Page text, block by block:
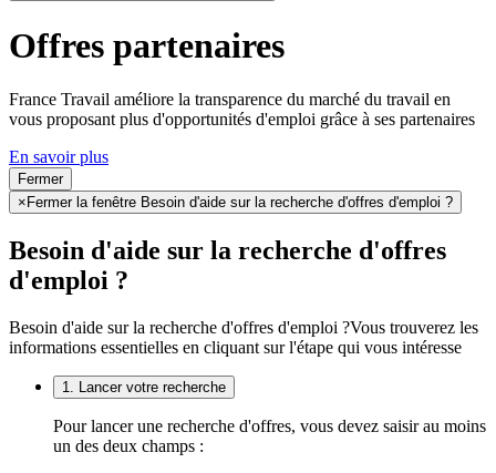
Offres partenaires
France Travail améliore la transparence du marché du travail en
vous proposant plus d'opportunités d'emploi grâce à ses partenaires
En savoir plus
Fermer
× Fermer la fenêtre Besoin d'aide sur la recherche d'offres d'emploi ?
Besoin d'aide sur la recherche d'offres
d'emploi ?
Besoin d'aide sur la recherche d'offres d'emploi ?Vous trouverez les
informations essentielles en cliquant sur l'étape qui vous intéresse
1. Lancer votre recherche
Pour lancer une recherche d'offres, vous devez saisir au moins
un des deux champs :